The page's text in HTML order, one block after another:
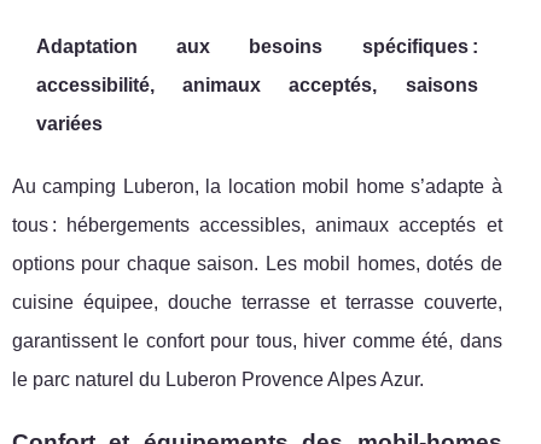
Adaptation aux besoins spécifiques :
accessibilité, animaux acceptés, saisons
variées
Au camping Luberon, la location mobil home s’adapte à
tous : hébergements accessibles, animaux acceptés et
options pour chaque saison. Les mobil homes, dotés de
cuisine équipee, douche terrasse et terrasse couverte,
garantissent le confort pour tous, hiver comme été, dans
le parc naturel du Luberon Provence Alpes Azur.